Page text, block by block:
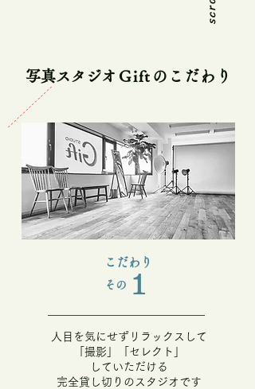
写真スタジオGift のこだわり
1
​こだわり
​その
人目を気にせずリラックスして
撮影」「セレクト」
​していただける
​完全貸し切りのスタジオです